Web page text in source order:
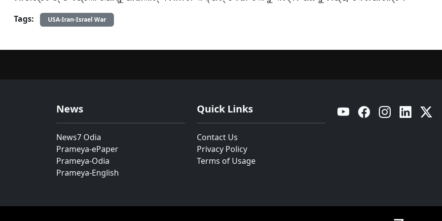
Tags:
USA-Iran-Israel War
News
News7 Odia
Prameya-ePaper
Prameya-Odia
Prameya-English
Quick Links
Contact Us
Privacy Policy
Terms of Usage
YouTube Facebook Instagram Linkedin